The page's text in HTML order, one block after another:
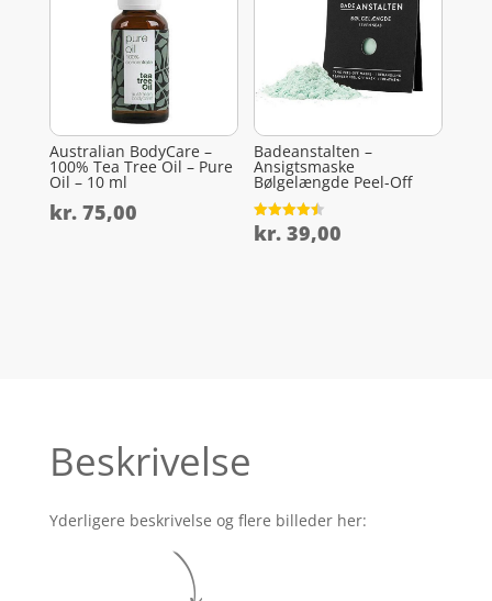
Australian BodyCare –
100% Tea Tree Oil – Pure
Oil – 10 ml
kr.75,00
Badeanstalten –
Ansigtsmaske
Bølgelængde Peel-Off
Vurderet
4.5
kr. 39,00
Beskrivelse
Yderligere beskrivelse og flere billeder her: